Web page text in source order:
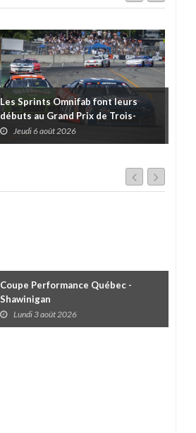
Les Sprints Omnifab font leurs
débuts au Grand Prix de Trois-
Rivières avec un format inspiré de
Daytona
Jeudi 6 août 2026
Coupe Performance Québec -
Shawinigan
Lundi 3 août 2026